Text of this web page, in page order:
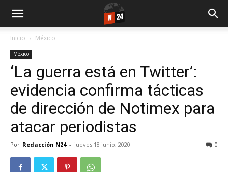
Inicio México
México
‘La guerra está en Twitter’:
evidencia confirma tácticas
de dirección de Notimex para
atacar periodistas
Por Redacción N24 - jueves 18 junio, 2020 0